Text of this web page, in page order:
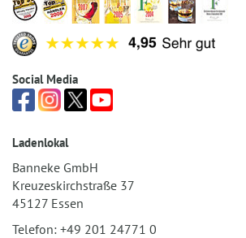
Social Media
Ladenlokal
Banneke GmbH
Kreuzeskirchstraße 37
45127 Essen
Telefon: +49 201 24771 0